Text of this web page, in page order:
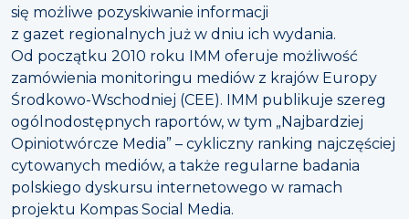
się możliwe pozyskiwanie informacji
z gazet regionalnych już w dniu ich wydania.
Od początku 2010 roku IMM oferuje możliwość
zamówienia monitoringu mediów z krajów Europy
Środkowo-Wschodniej (CEE). IMM publikuje szereg
ogólnodostępnych raportów, w tym „Najbardziej
Opiniotwórcze Media” – cykliczny ranking najczęściej
cytowanych mediów, a także regularne badania
polskiego dyskursu internetowego w ramach
projektu Kompas Social Media.